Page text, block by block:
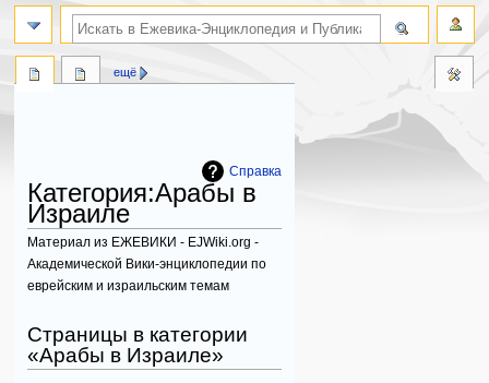
Справка
Категория:Арабы в
Израиле
Материал из ЕЖЕВИКИ - EJWiki.org -
Академической Вики-энциклопедии по
еврейским и израильским темам
к
навигации
к
поиску
Страницы в категории
«Арабы в Израиле»
ещё
поиск по словам